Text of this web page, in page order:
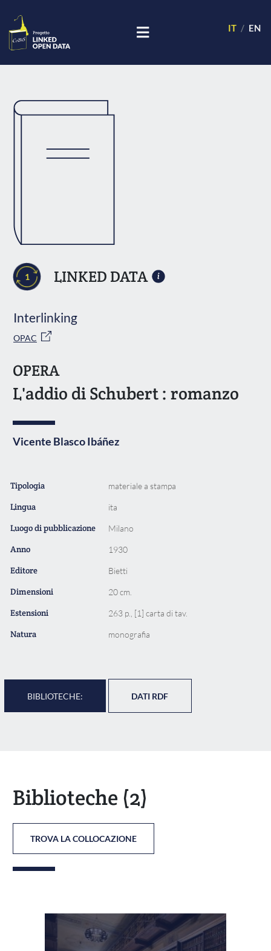
IT EN
1 LINKED DATA
Interlinking
OPAC
OPERA
L'addio di Schubert : romanzo
Vicente Blasco Ibáñez
Tipologia materiale a stampa
Lingua ita
Luogo di pubblicazione Milano
Anno 1930
Editore Bietti
Dimensioni 20 cm.
Estensioni 263 p., [1] carta di tav.
Natura monografia
BIBLIOTECHE: DATI RDF
Biblioteche (2)
TROVA LA COLLOCAZIONE